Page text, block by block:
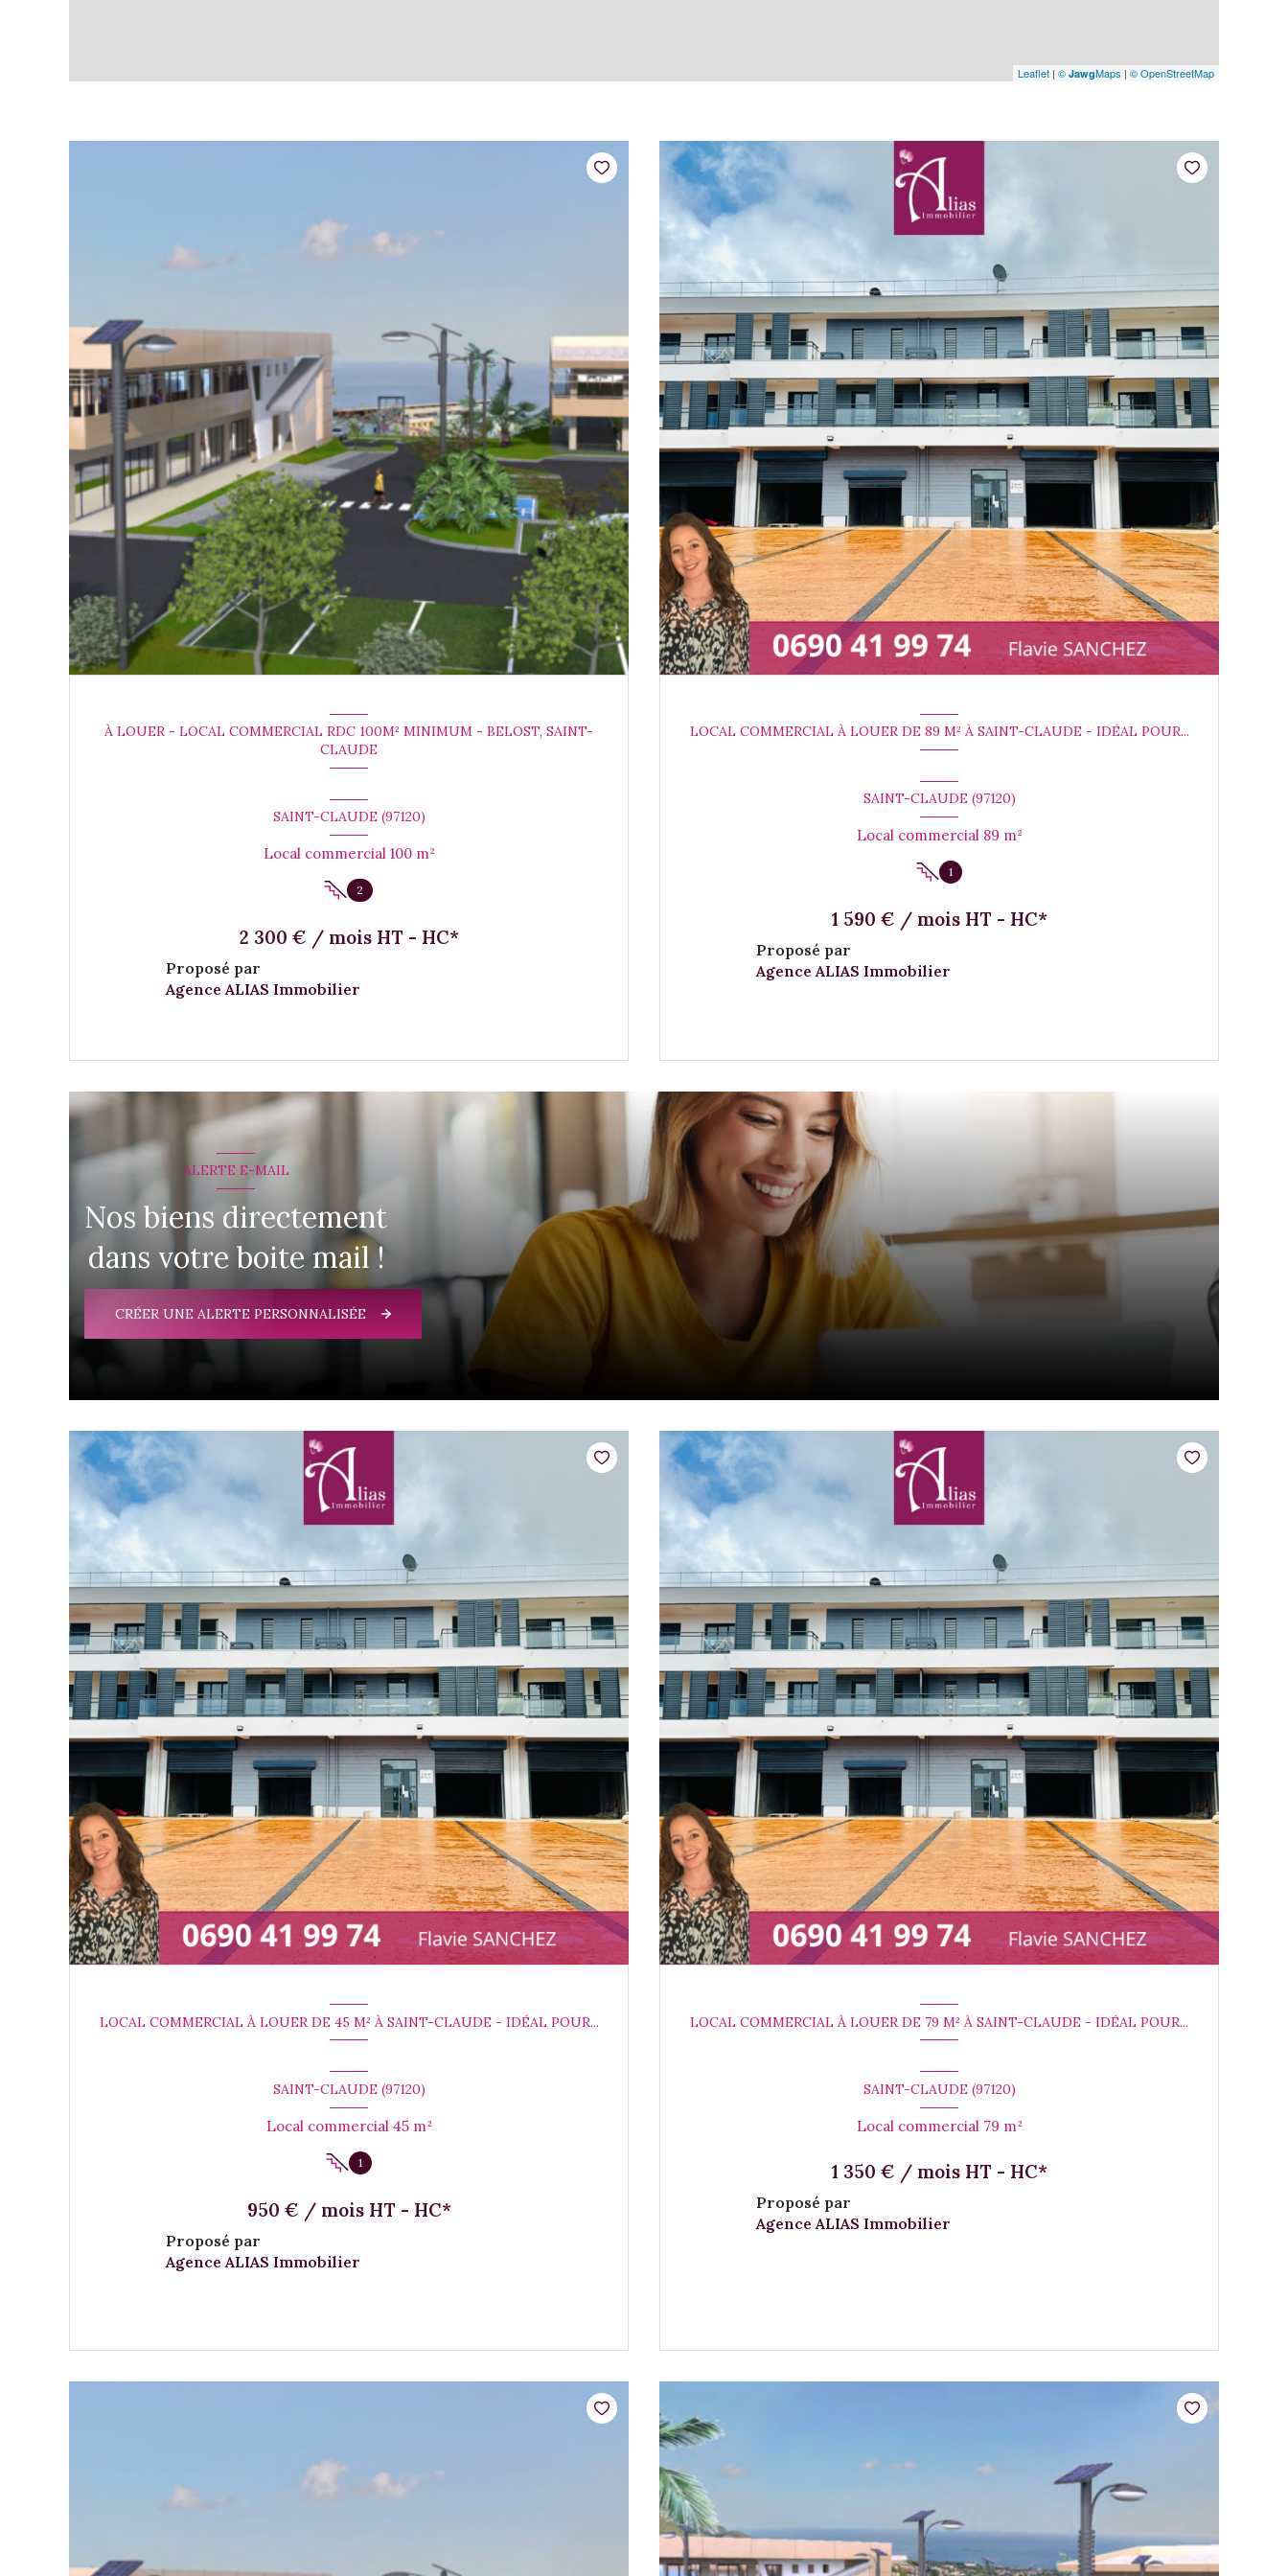
Leaflet | © JawgMaps | © OpenStreetMap
À LOUER - LOCAL COMMERCIAL RDC 100M² MINIMUM - BELOST, SAINT-
CLAUDE
SAINT-CLAUDE (97120)
Local commercial 100 m²
2
2 300 € / mois HT - HC*
Proposé par
Agence ALIAS Immobilier
LOCAL COMMERCIAL À LOUER DE 89 M² À SAINT-CLAUDE - IDÉAL POUR...
SAINT-CLAUDE (97120)
Local commercial 89 m²
1
1 590 € / mois HT - HC*
Proposé par
Agence ALIAS Immobilier
ALERTE E-MAIL
Nos biens directement
dans votre boite mail !
CRÉER UNE ALERTE PERSONNALISÉE
LOCAL COMMERCIAL À LOUER DE 45 M² À SAINT-CLAUDE - IDÉAL POUR...
SAINT-CLAUDE (97120)
Local commercial 45 m²
1
950 € / mois HT - HC*
Proposé par
Agence ALIAS Immobilier
LOCAL COMMERCIAL À LOUER DE 79 M² À SAINT-CLAUDE - IDÉAL POUR...
SAINT-CLAUDE (97120)
Local commercial 79 m²
1 350 € / mois HT - HC*
Proposé par
Agence ALIAS Immobilier